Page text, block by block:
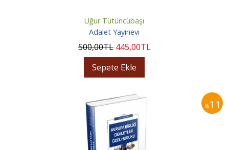
Uğur Tütüncübaşı
Adalet Yayınevi
500,00TL 445,00TL
Sepete Ekle
%11